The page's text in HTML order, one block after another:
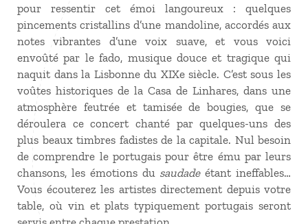
pour ressentir cet émoi langoureux : quelques
pincements cristallins d’une mandoline, accordés aux
notes vibrantes d’une voix suave, et vous voici
envoûté par le fado, musique douce et tragique qui
naquit dans la Lisbonne du XIXe siècle. C’est sous les
voûtes historiques de la Casa de Linhares, dans une
atmosphère feutrée et tamisée de bougies, que se
déroulera ce concert chanté par quelques-uns des
plus beaux timbres fadistes de la capitale. Nul besoin
de comprendre le portugais pour être ému par leurs
chansons, les émotions du saudadeétant ineffables…
Vous écouterez les artistes directement depuis votre
table, où vin et plats typiquement portugais seront